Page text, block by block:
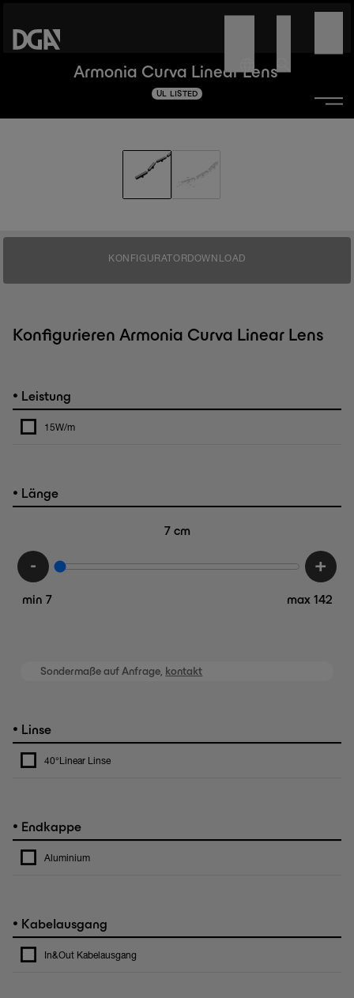
Armonia Curva Linear Lens
UL LISTED
KONFIGURATORDOWNLOAD
Konfigurieren Armonia Curva Linear Lens
• Leistung
15W/m
• Länge
7cm
min 7 max 142
- +
Sondermaße auf Anfrage, kontakt
• Linse
40°Linear Linse
• Endkappe
Aluminium
• Kabelausgang
In&Out Kabelausgang